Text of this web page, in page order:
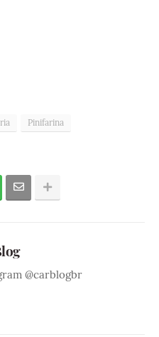
Pinifarina
@carblogbr